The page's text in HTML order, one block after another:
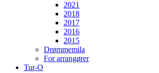
2021
2018
2017
2016
2015
Drømmemila
For arrangører
Tur-O